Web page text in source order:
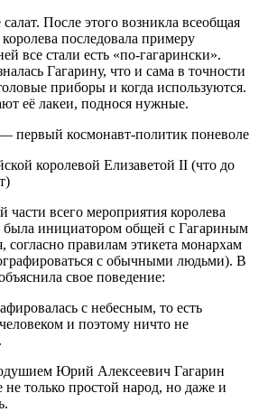
После этого возникла всеобщая
королева последовала примеру
все стали есть «по-гагарински».
Гагарину, что и сама в точности
приборы и когда используются.
её лакеи, поднося нужные.
королевой Елизаветой II (что до
части всего мероприятия королева
была инициатором общей с Гагариным
согласно правилам этикета монархам
с обычными людьми). В
свое поведение:
с небесным, то есть
и поэтому ничто не
Юрий Алексеевич Гагарин
не только простой народ, но даже и